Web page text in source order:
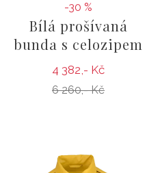
-30 %
Bílá prošívaná
bunda s celozipem
4 382,- Kč
6 260,- Kč